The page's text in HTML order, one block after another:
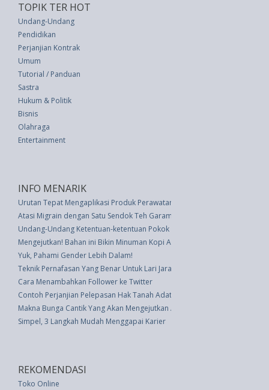
TOPIK TER HOT
Undang-Undang
Pendidikan
Perjanjian Kontrak
Umum
Tutorial / Panduan
Sastra
Hukum & Politik
Bisnis
Olahraga
Entertainment
INFO MENARIK
Urutan Tepat Mengaplikasi Produk Perawatan Kulit - #2 Malam Hari
Atasi Migrain dengan Satu Sendok Teh Garam
Undang-Undang Ketentuan-ketentuan Pokok Tenaga Atom (UU 31 thn
Mengejutkan! Bahan ini Bikin Minuman Kopi Anda Lebih Enak dan Sehat
Yuk, Pahami Gender Lebih Dalam!
Teknik Pernafasan Yang Benar Untuk Lari Jarak Jauh
Cara Menambahkan Follower ke Twitter
Contoh Perjanjian Pelepasan Hak Tanah Adat
Makna Bunga Cantik Yang Akan Mengejutkan Anda
Simpel, 3 Langkah Mudah Menggapai Karier
REKOMENDASI
Toko Online